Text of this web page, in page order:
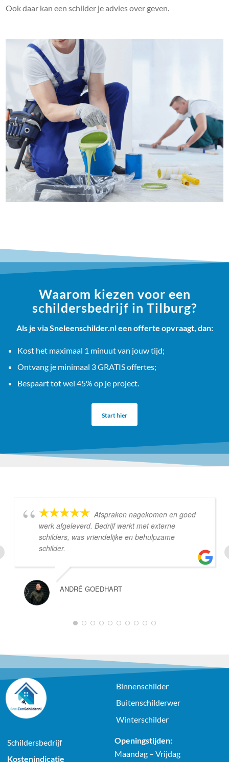
Ook daar kan een schilder je advies over geven.
Waarom kiezen voor een
schildersbedrijf in Tilburg?
Als je via Sneleenschilder.nl een offerte opvraagt, dan:
Kost het maximaal 1 minuut van jouw tijd;
Ontvang je minimaal 3 GRATIS offertes;
Bespaart tot wel 45% op je project.
Start hier
Afspraken nagekomen en goed
werk afgeleverd. Bedrijf werkt met externe
schilders, was vriendelijke en behulpzame
schilder.
ANDRÉ GOEDHART
1 2 3 4 5 6 7 8 9 10
Binnenschilder
Buitenschilderwer
Winterschilder
Schildersbedrijf
Kostenindicatie
Openingstijden:
Maandag – Vrijdag